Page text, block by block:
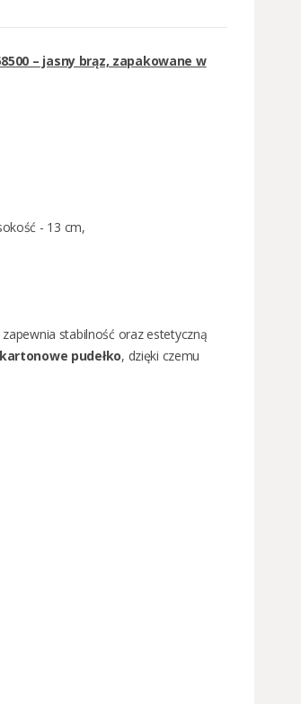
– jasny brąz, zapakowane w
- 13 cm,
stabilność oraz estetyczną
pudełko, dzięki czemu